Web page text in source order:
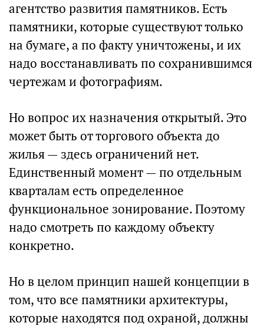
агентство развития памятников. Есть
памятники, которые существуют только
на бумаге, а по факту уничтожены, и их
надо восстанавливать по сохранившимся
чертежам и фотографиям.
Но вопрос их назначения открытый. Это
может быть от торгового объекта до
жилья — здесь ограничений нет.
Единственный момент — по отдельным
кварталам есть определенное
функциональное зонирование. Поэтому
надо смотреть по каждому объекту
конкретно.
Но в целом принцип нашей концепции в
том, что все памятники архитектуры,
которые находятся под охраной, должны